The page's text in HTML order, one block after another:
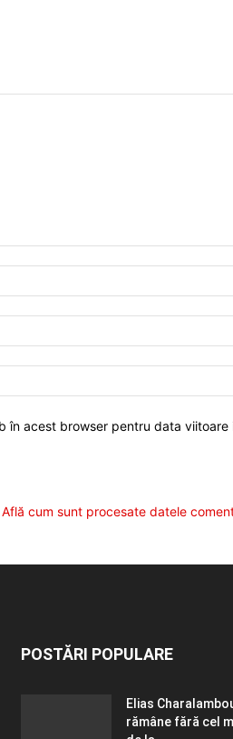
în acest browser pentru data viitoare
Află cum sunt procesate datele
POSTĂRI POPULARE
Elias
rămâne fără cel